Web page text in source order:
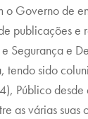
o Governo de
publicações e
Segurança e
tendo sido
Público
as várias suas